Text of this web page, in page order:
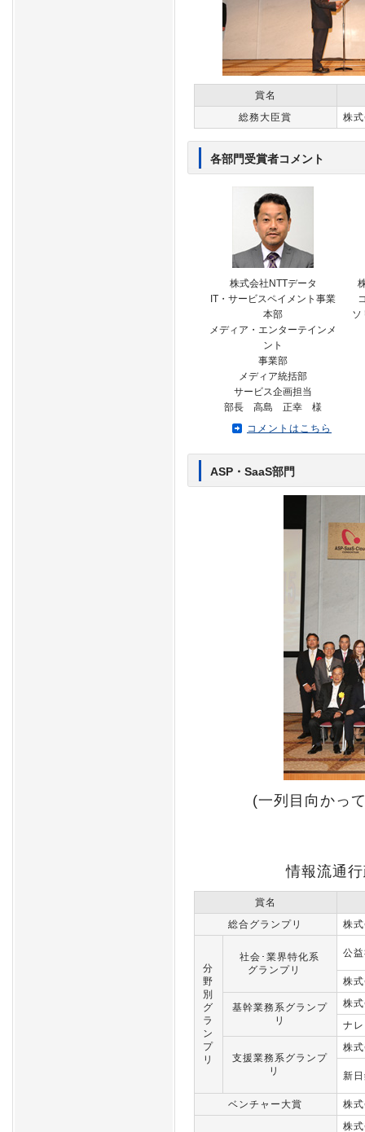
賞名
総務大臣賞
株
各部門受賞者コメント
株式会社NTTデータ
IT・サービスペイメント事業
本部
メディア・エンターテインメ
ント
事業部
メディア統括部
サービス企画担当
部長 高島 正幸 様
コメントはこちら
ASP・SaaS部門
(一列目向か
情報流通
賞名
総合グランプリ
株
分
野
別
グ
ラ
ン
プ
リ
社会･業界特化系
グランプリ
公
株
基幹業務系グランプ
リ
株
ナ
支援業務系グランプ
リ
株
新
ベンチャー大賞
株
株